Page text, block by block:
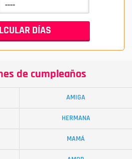
de cumpleaños
AMIGA
HERMANA
MAMÁ